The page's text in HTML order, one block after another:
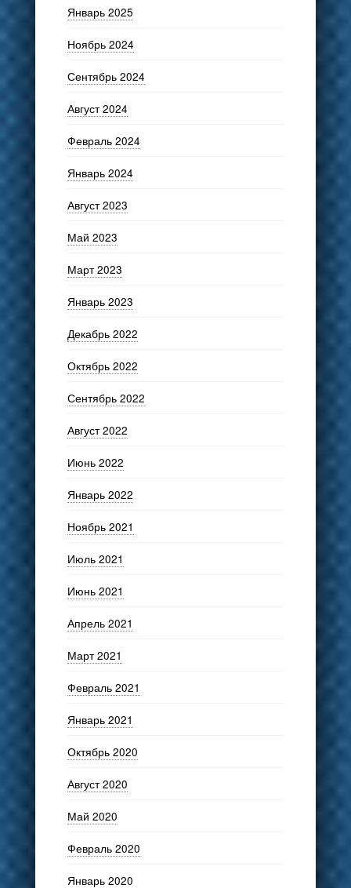
Январь 2025
Ноябрь 2024
Сентябрь 2024
Август 2024
Февраль 2024
Январь 2024
Август 2023
Май 2023
Март 2023
Январь 2023
Декабрь 2022
Октябрь 2022
Сентябрь 2022
Август 2022
Июнь 2022
Январь 2022
Ноябрь 2021
Июль 2021
Июнь 2021
Апрель 2021
Март 2021
Февраль 2021
Январь 2021
Октябрь 2020
Август 2020
Май 2020
Февраль 2020
Январь 2020